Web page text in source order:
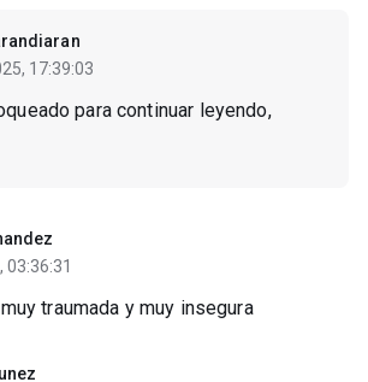
17:39:03
para continuar leyendo,
03:36:31
traumada y muy insegura